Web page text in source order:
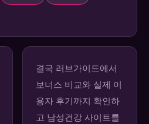
결국 러브가이드에서
보너스 비교와 실제 이
용자 후기까지 확인하
고 남성건강 사이트를